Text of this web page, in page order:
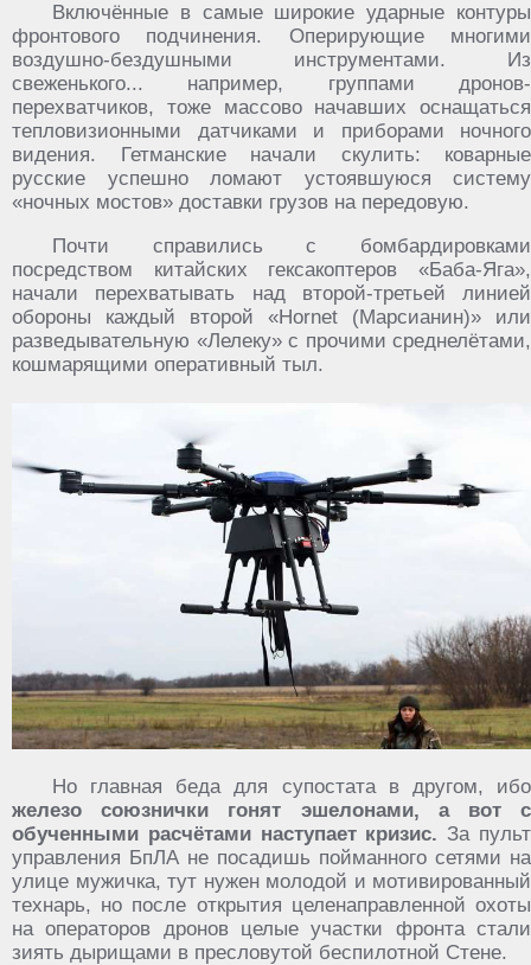
Включённые в самые широкие ударные контуры
фронтового подчинения. Оперирующие многими
воздушно-бездушными инструментами. Из
свеженького... например, группами дронов-
перехватчиков, тоже массово начавших оснащаться
тепловизионными датчиками и приборами ночного
видения. Гетманские начали скулить: коварные
русские успешно ломают устоявшуюся систему
«ночных мостов» доставки грузов на передовую.
Почти справились с бомбардировками
посредством китайских гексакоптеров «Баба-Яга»,
начали перехватывать над второй-третьей линией
обороны каждый второй «Hornet (Марсианин)» или
разведывательную «Лелеку» с прочими среднелётами,
кошмарящими оперативный тыл.
Но главная беда для супостата в другом, ибо
железо союзнички гонят эшелонами, а вот с
обученными расчётами наступает кризис. За пульт
управления БпЛА не посадишь пойманного сетями на
улице мужичка, тут нужен молодой и мотивированный
технарь, но после открытия целенаправленной охоты
на операторов дронов целые участки фронта стали
зиять дырищами в пресловутой беспилотной Стене.